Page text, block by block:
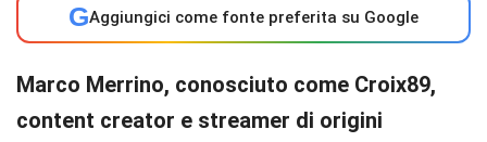
GAggiungici come fonte preferita su Google
Marco Merrino, conosciuto come Croix89,
content creator e streamer di origini